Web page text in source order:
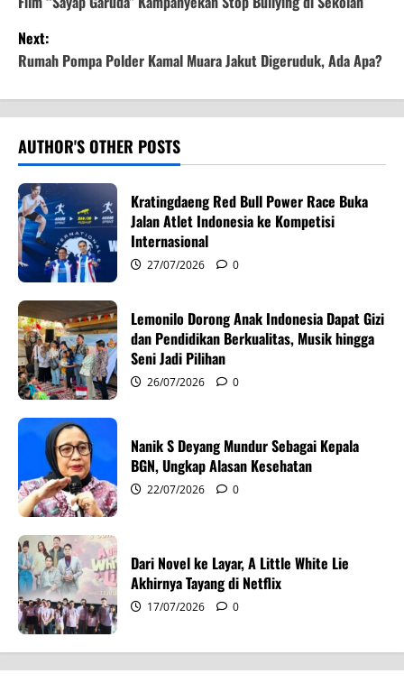
o
s
n
a
v
i
g
a
t
i
o
Next:
Rumah Pompa Polder Kamal Muara Jakut Digeruduk, Ada Apa?
AUTHOR'S OTHER POSTS
Kratingdaeng Red Bull Power Race Buka
Jalan Atlet Indonesia ke Kompetisi
Internasional
27/07/2026 0
Lemonilo Dorong Anak Indonesia Dapat Gizi
dan Pendidikan Berkualitas, Musik hingga
Seni Jadi Pilihan
26/07/2026 0
Nanik S Deyang Mundur Sebagai Kepala
BGN, Ungkap Alasan Kesehatan
22/07/2026 0
Dari Novel ke Layar, A Little White Lie
Akhirnya Tayang di Netflix
17/07/2026 0